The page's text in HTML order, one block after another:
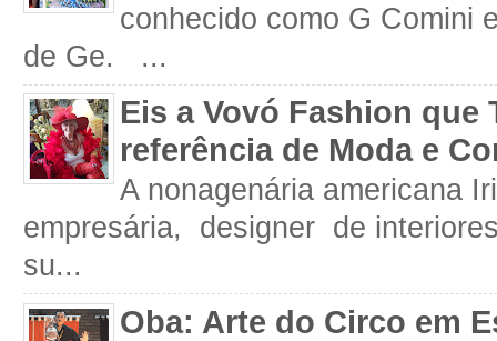
conhecido como G Comini
de Ge. ...
Eis a Vovó Fashion que
referência de Moda e
A nonagenária americana
empresária, designer de
su...
Oba: Arte do Circo em